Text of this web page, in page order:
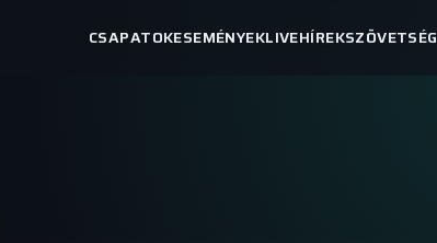
CSAPATOKESEMÉNYEKLIVEHÍREKSZÖVETSÉG